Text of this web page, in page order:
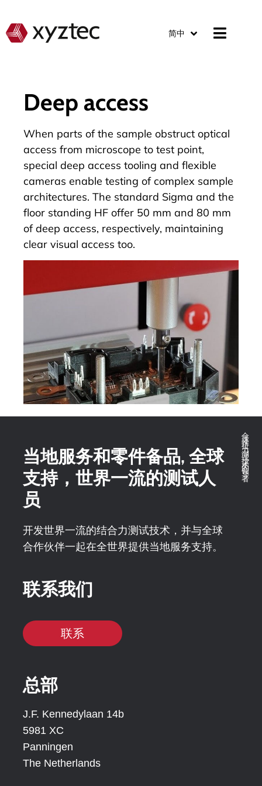
简中
Deep access
When parts of the sample obstruct optical
access from microscope to test point,
special deep access tooling and flexible
cameras enable testing of complex sample
architectures. The standard Sigma and the
floor standing HF offer 50 mm and 80 mm
of deep access, respectively, maintaining
clear visual access too.
全球推拉力测试技术的领导者
当地服务和零件备品, 全球
支持，世界一流的测试人
员
开发世界一流的结合力测试技术，并与全球
合作伙伴一起在全世界提供当地服务支持。
联系我们
联系
总部
J.F. Kennedylaan 14b
5981 XC
Panningen
The Netherlands